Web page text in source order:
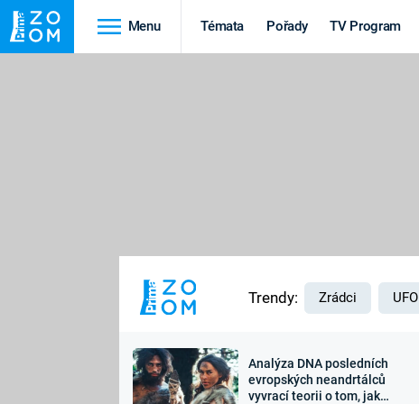
Menu Témata Pořady TV Program
Výročí
Trendy: Zrádci UFO
Analýza DNA posledních
evropských neandrtálců
vyvrací teorii o tom, jak